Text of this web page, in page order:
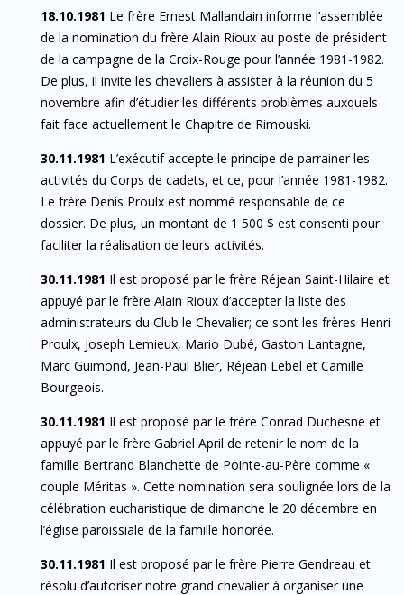
18.10.1981 Le frère Ernest Mallandain informe l’assemblée
de la nomination du frère Alain Rioux au poste de président
de la campagne de la Croix-Rouge pour l’année 1981-1982.
De plus, il invite les chevaliers à assister à la réunion du 5
novembre afin d’étudier les différents problèmes auxquels
fait face actuellement le Chapitre de Rimouski.
30.11.1981 L’exécutif accepte le principe de parrainer les
activités du Corps de cadets, et ce, pour l’année 1981-1982.
Le frère Denis Proulx est nommé responsable de ce
dossier. De plus, un montant de 1 500 $ est consenti pour
faciliter la réalisation de leurs activités.
30.11.1981 Il est proposé par le frère Réjean Saint-Hilaire et
appuyé par le frère Alain Rioux d’accepter la liste des
administrateurs du Club le Chevalier; ce sont les frères Henri
Proulx, Joseph Lemieux, Mario Dubé, Gaston Lantagne,
Marc Guimond, Jean-Paul Blier, Réjean Lebel et Camille
Bourgeois.
30.11.1981 Il est proposé par le frère Conrad Duchesne et
appuyé par le frère Gabriel April de retenir le nom de la
famille Bertrand Blanchette de Pointe-au-Père comme «
couple Méritas ». Cette nomination sera soulignée lors de la
célébration eucharistique de dimanche le 20 décembre en
l’église paroissiale de la famille honorée.
30.11.1981 Il est proposé par le frère Pierre Gendreau et
résolu d’autoriser notre grand chevalier à organiser une